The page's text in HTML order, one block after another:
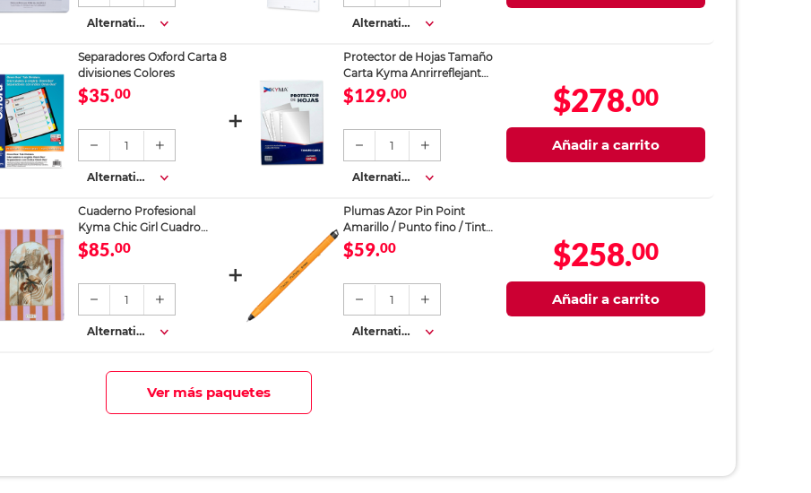
Alternativa
Alternativa
Separadores Oxford Carta 8
divisiones Colores
$35.00
1
Alternativa
Protector de Hojas Tamaño
Carta Kyma Anrirreflejante
100 piezas
$129.00
1
Alternativa
$278.00
Añadir a carrito
Cuaderno Profesional
Kyma Chic Girl Cuadro
Chico 100 hojas
$85.00
1
Alternativa
Plumas Azor Pin Point
Amarillo / Punto fino / Tinta
azul / 12 piezas
$59.00
1
Alternativa
$258.00
Añadir a carrito
Ver más paquetes